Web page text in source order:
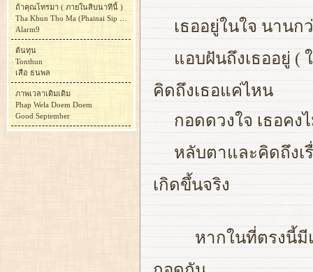
เธออยู่ในใจ นานก
แอบฝันถึงเธออยู่ (
คิดถึงเธอแค่ไหน
กอดดวงใจ เธอคง
หลับตาและคิดถึงเ
เกิดขึ้นจริง
หากในที่ตรงนี้มี
ถ้าคุณโทรมา ( ภายในสิบนาทีนี้ )
Tha Khun Tho Ma (Phainai Sip Nathi Ni )
Alarm9
ต้นทุน
Tonthun
เสือ ธนพล
ภาพเวลาเดิมเดิม
Phap Wela Doem Doem
Good September